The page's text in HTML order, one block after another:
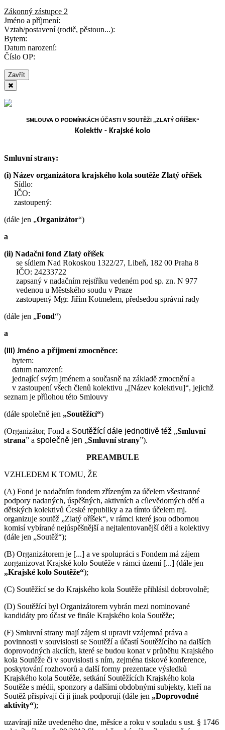
Zákonný zástupce 2
Jméno a příjmení:
Vztah/postavení (rodič, pěstoun...):
Bytem:
Datum narození:
Číslo OP:
Zavřít
SMLOUVA O PODMÍNKÁCH ÚČASTI V SOUTĚŽI „ZLATÝ OŘÍŠEK“
Kolektiv - Krajské kolo
Smluvní strany:
(i) Název organizátora krajského kola soutěže Zlatý oříšek
Sídlo:
IČO:
zastoupený:
(dále jen „Organizátor“)
a
(ii) Nadační fond Zlatý oříšek
se sídlem Nad Rokoskou 1322/27, Libeň, 182 00 Praha 8
IČO: 24233722
zapsaný v nadačním rejstříku vedeném pod sp. zn. N 977
vedenou u Městského soudu v Praze
zastoupený Mgr. Jiřím Kotmelem, předsedou správní rady
(dále jen „Fond“)
a
(iii) Jméno a příjmení zmocněnce:
bytem:
datum narození:
jednající svým jménem a současně na základě zmocnění a
v zastoupení všech členů kolektivu „[Název kolektivu]“, jejichž
seznam je přílohou této Smlouvy
(dále společně jen „Soutěžící“)
(Organizátor, Fond a Soutěžící dále jednotlivě též „Smluvní
strana” a společně jen „Smluvní strany”).
PREAMBULE
VZHLEDEM K TOMU, ŽE
(A) Fond je nadačním fondem zřízeným za účelem všestranné
podpory nadaných, úspěšných, aktivních a cílevědomých dětí a
dětských kolektivů České republiky a za tímto účelem mj.
organizuje soutěž „Zlatý oříšek“, v rámci které jsou odbornou
komisí vybírané nejúspěšnější a nejtalentovanější děti a kolektivy
(dále jen „Soutěž“);
(B) Organizátorem je [...] a ve spolupráci s Fondem má zájem
zorganizovat Krajské kolo Soutěže v rámci území [...] (dále jen
„Krajské kolo Soutěže“);
(C) Soutěžící se do Krajského kola Soutěže přihlásil dobrovolně;
(D) Soutěžící byl Organizátorem vybrán mezi nominované
kandidáty pro účast ve finále Krajského kola Soutěže;
(F) Smluvní strany mají zájem si upravit vzájemná práva a
povinnosti v souvislosti se Soutěží a účastí Soutěžícího na dalších
doprovodných akciích, které se budou konat v průběhu Krajského
kola Soutěže či v souvislosti s ním, zejména tiskové konference,
poskytování rozhovorů a další formy prezentace výsledků
Krajského kola Soutěže, setkání Soutěžících Krajského kola
Soutěže s médii, sponzory a dalšími obdobnými subjekty, kteří na
Soutěž přispívají či ji jinak podporují (dále jen „Doprovodné
aktivity“);
uzavírají níže uvedeného dne, měsíce a roku v souladu s ust. § 1746